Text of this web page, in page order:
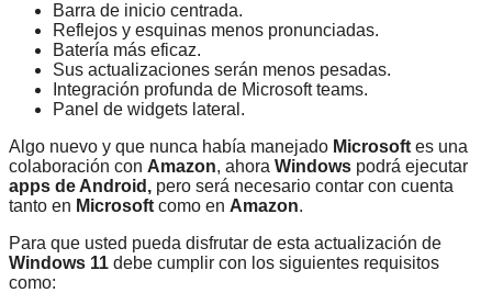
Barra de inicio centrada.
Reflejos y esquinas menos pronunciadas.
Batería más eficaz.
Sus actualizaciones serán menos pesadas.
Integración profunda de Microsoft teams.
Panel de widgets lateral.
Algo nuevo y que nunca había manejado Microsoft es una
colaboración con Amazon, ahora Windows podrá ejecutar
apps de Android, pero será necesario contar con cuenta
tanto en Microsoft como en Amazon.
Para que usted pueda disfrutar de esta actualización de
Windows 11 debe cumplir con los siguientes requisitos
como: